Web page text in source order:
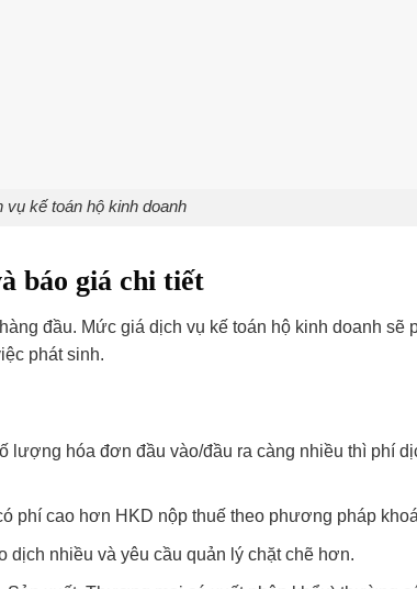
kế toán hộ kinh doanh
báo giá chi tiết
đầu. Mức giá dịch vụ kế toán hộ kinh doanh sẽ
phát sinh.
hóa đơn đầu vào/đầu ra càng nhiều thì phí
phí cao hơn HKD nộp thuế theo phương pháp
nhiều và yêu cầu quản lý chặt chẽ hơn.